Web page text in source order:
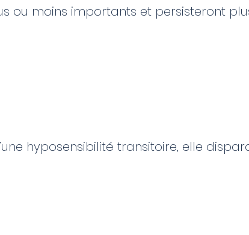
ou moins importants et persisteront
hyposensibilité transitoire, elle